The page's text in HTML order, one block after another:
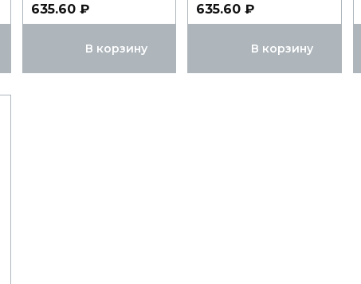
635.60 ₽
В корзину
635.60 ₽
В корзину